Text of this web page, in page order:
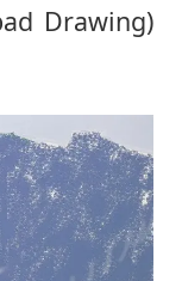
Drawing)